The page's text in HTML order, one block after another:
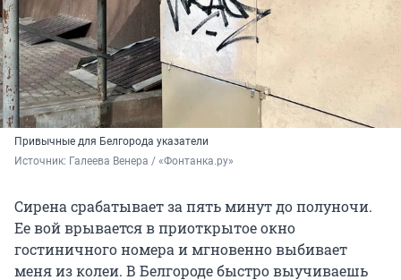
Привычные для Белгорода указатели
Источник: Галеева Венера / «Фонтанка.ру»
Сирена срабатывает за пять минут до полуночи.
Ее вой врывается в приоткрытое окно
гостиничного номера и мгновенно выбивает
меня из колеи. В Белгороде быстро выучиваешь